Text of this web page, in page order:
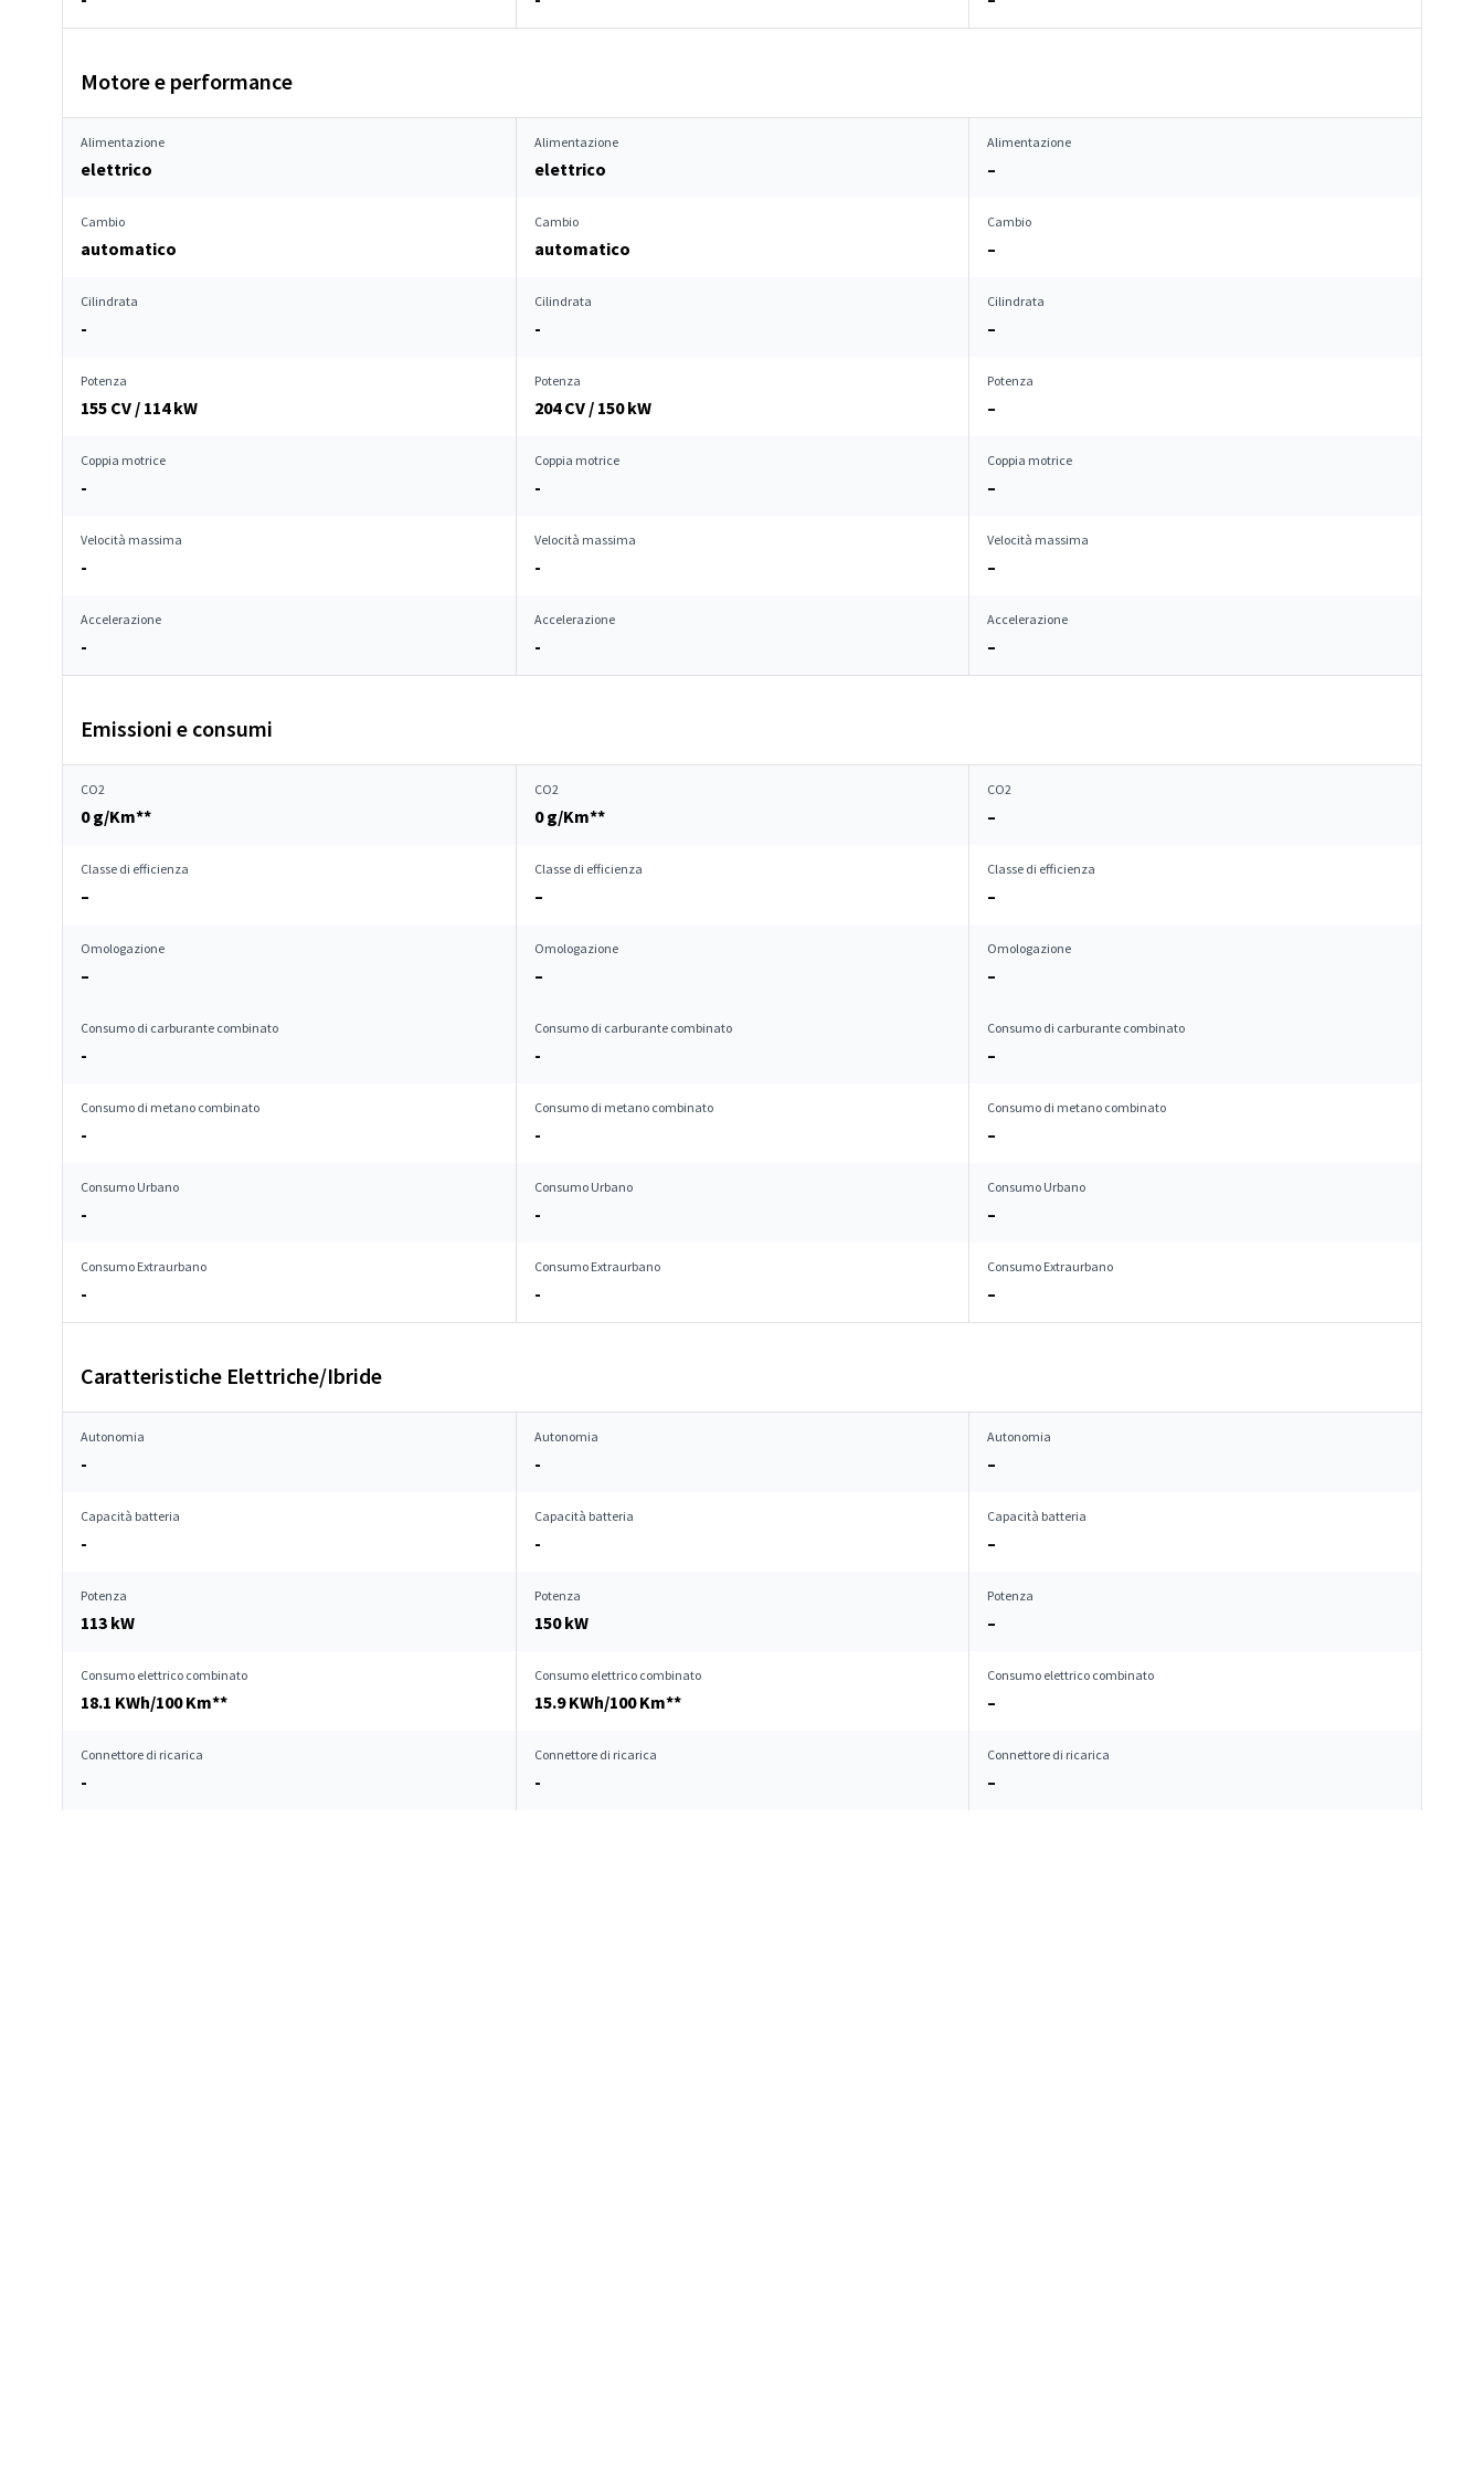
Motore e performance
Alimentazione
elettrico
Alimentazione
elettrico
Alimentazione
–
Cambio
automatico
Cambio
automatico
Cambio
–
Cilindrata
-
Cilindrata
-
Cilindrata
–
Potenza
155 CV / 114 kW
Potenza
204 CV / 150 kW
Potenza
–
Coppia motrice
-
Coppia motrice
-
Coppia motrice
–
Velocità massima
-
Velocità massima
-
Velocità massima
–
Accelerazione
-
Accelerazione
-
Accelerazione
–
Emissioni e consumi
CO2
0 g/Km**
CO2
0 g/Km**
CO2
–
Classe di efficienza
–
Classe di efficienza
–
Classe di efficienza
–
Omologazione
–
Omologazione
–
Omologazione
–
Consumo di carburante combinato
-
Consumo di carburante combinato
-
Consumo di carburante combinato
–
Consumo di metano combinato
-
Consumo di metano combinato
-
Consumo di metano combinato
–
Consumo Urbano
-
Consumo Urbano
-
Consumo Urbano
–
Consumo Extraurbano
-
Consumo Extraurbano
-
Consumo Extraurbano
–
Caratteristiche Elettriche/Ibride
Autonomia
-
Autonomia
-
Autonomia
–
Capacità batteria
-
Capacità batteria
-
Capacità batteria
–
Potenza
113 kW
Potenza
150 kW
Potenza
–
Consumo elettrico combinato
18.1 KWh/100 Km**
Consumo elettrico combinato
15.9 KWh/100 Km**
Consumo elettrico combinato
–
Connettore di ricarica
-
Connettore di ricarica
-
Connettore di ricarica
–